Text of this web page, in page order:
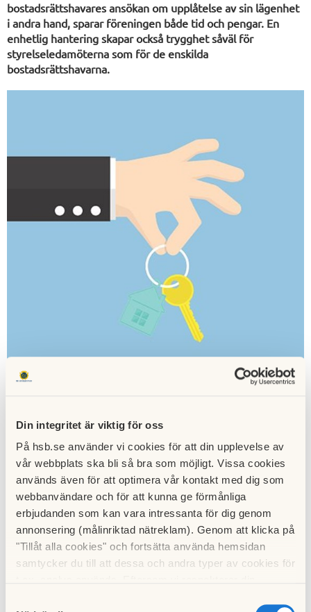
Din integritet är viktig för oss
På hsb.se använder vi cookies för att din upplevelse av
vår webbplats ska bli så bra som möjligt. Vissa cookies
används även för att optimera vår kontakt med dig som
webbanvändare och för att kunna ge förmånliga
erbjudanden som kan vara intressanta för dig genom
annonsering (målinriktad nätreklam). Genom att klicka på
"Tillåt alla cookies" och fortsätta använda hemsidan
samtycker du till att dessa och andra typer av cookies för
bostadsrättshavares ansökan om upplåtelse av sin lägenhet
i andra hand, sparar föreningen både tid och pengar. En
enhetlig hantering skapar också trygghet såväl för
styrelseledamöterna som för de enskilda
bostadsrättshavarna.
att tyda vilka skäl man faktiskt får ha för att hyra ut i andra
hand har vi valt att förtydliga våra riktlinjer. Detta har skett i
samråd med HSB och de riktlinjer de föreslår att man som
bostadsrättsförening använder. Detta skapar både trygghet
för er som boende så väl som för styrelsen.
Huvudändamålet med en bostadsrätt är att den skall brukas
av bostadsrättsinnehavaren.
Läs mer kring uthyrning i andra hand på vår hemsida, samt i